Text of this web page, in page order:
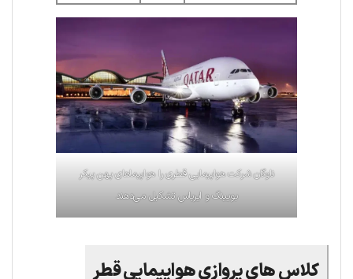
ناوگان شرکت هواپیمایی قطری را هواپیماهای پهن پیکر
بویینگ و ایرباس تشکیل می‌دهند
کلاس های پروازی هواپیمایی قطر